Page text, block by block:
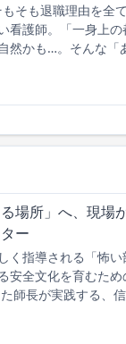
そも退職理由を全
看護師。「一身上
然かも…。そんな「
場所」へ、現場
ー
く指導される「怖
安全文化を育むた
師長が実践する、